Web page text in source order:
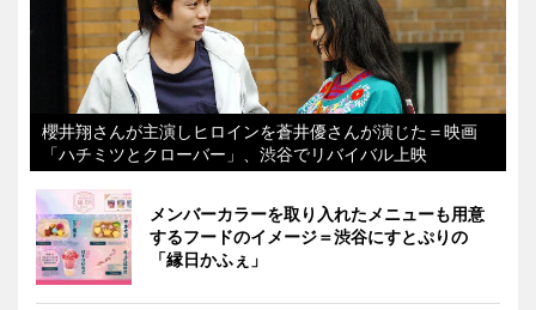
櫻井翔さんが主演しヒロインを蒼井優さんが演じた＝映画
「ハチミツとクローバー」、渋谷でリバイバル上映
メンバーカラーを取り入れたメニューも用意
するフードのイメージ＝渋谷にすとぷりの
「縁日かふぇ」